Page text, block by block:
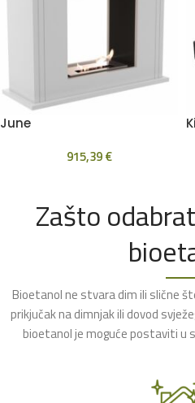
June
915,39€
Zašto
Bioetanol ne stvara dim ili slične
prikjučak na dimnjak ili dovod
bioetanol je moguće postaviti u